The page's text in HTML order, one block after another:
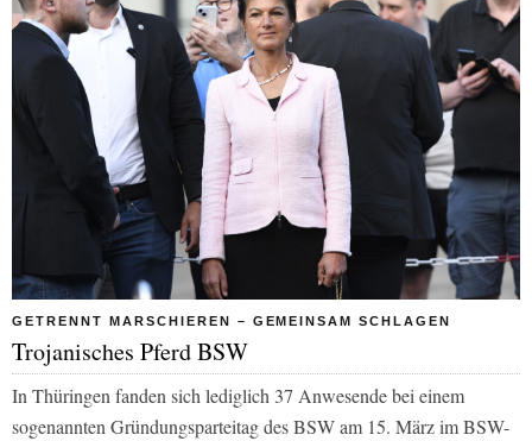
GETRENNT MARSCHIEREN – GEMEINSAM SCHLAGEN
Trojanisches Pferd BSW
In Thüringen fanden sich lediglich 37 Anwesende bei einem
sogenannten Gründungsparteitag des BSW am 15. März im BSW-